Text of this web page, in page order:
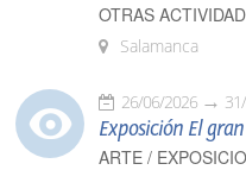
OTRAS
Salamanca
26/06/2026
Exposición El
ARTE /